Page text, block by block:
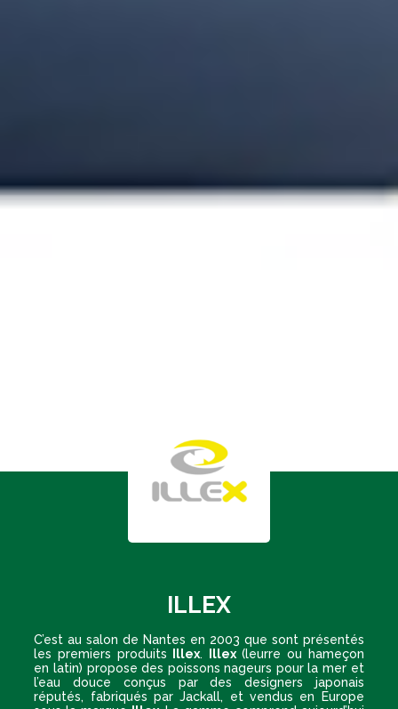
ILLEX
C’est au salon de Nantes en 2003 que sont présentés
les premiers produits
Illex. Illex(leurre ou hameçon
en latin) propose des poissons nageurs pour la mer et
l’eau douce conçus par des designers japonais
réputés, fabriqués par Jackall, et vendus en Europe